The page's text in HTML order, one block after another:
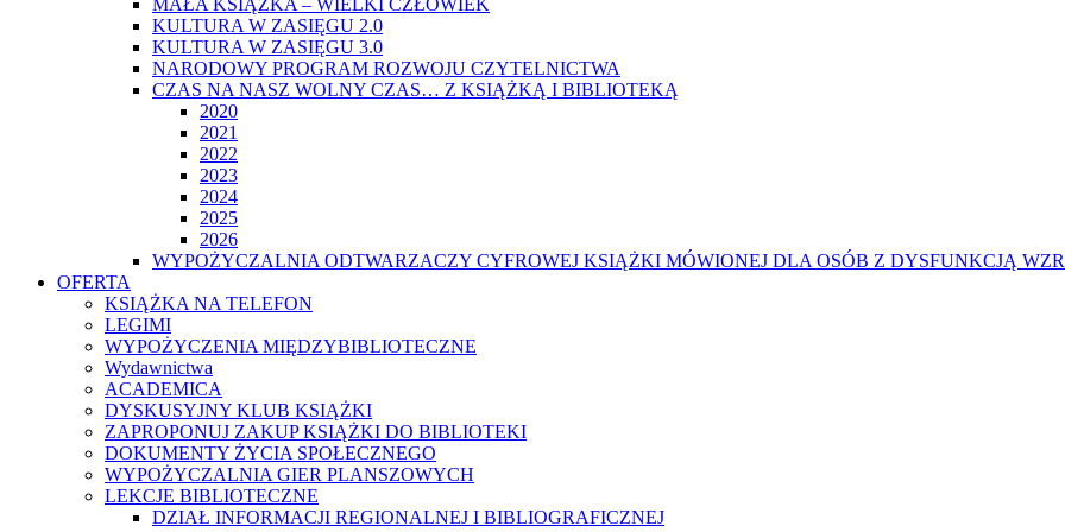
MAŁA KSIĄŻKA – WIELKI CZŁOWIEK
KULTURA W ZASIĘGU 2.0
KULTURA W ZASIĘGU 3.0
NARODOWY PROGRAM ROZWOJU CZYTELNICTWA
CZAS NA NASZ WOLNY CZAS… Z KSIĄŻKĄ I BIBLIOTEKĄ
2020
2021
2022
2023
2024
2025
2026
WYPOŻYCZALNIA ODTWARZACZY CYFROWEJ KSIĄŻKI MÓWIONEJ DLA OSÓB Z DYSFUNKCJĄ
OFERTA
KSIĄŻKA NA TELEFON
LEGIMI
WYPOŻYCZENIA MIĘDZYBIBLIOTECZNE
Wydawnictwa
ACADEMICA
DYSKUSYJNY KLUB KSIĄŻKI
ZAPROPONUJ ZAKUP KSIĄŻKI DO BIBLIOTEKI
DOKUMENTY ŻYCIA SPOŁECZNEGO
WYPOŻYCZALNIA GIER PLANSZOWYCH
LEKCJE BIBLIOTECZNE
DZIAŁ INFORMACJI REGIONALNEJ I BIBLIOGRAFICZNEJ